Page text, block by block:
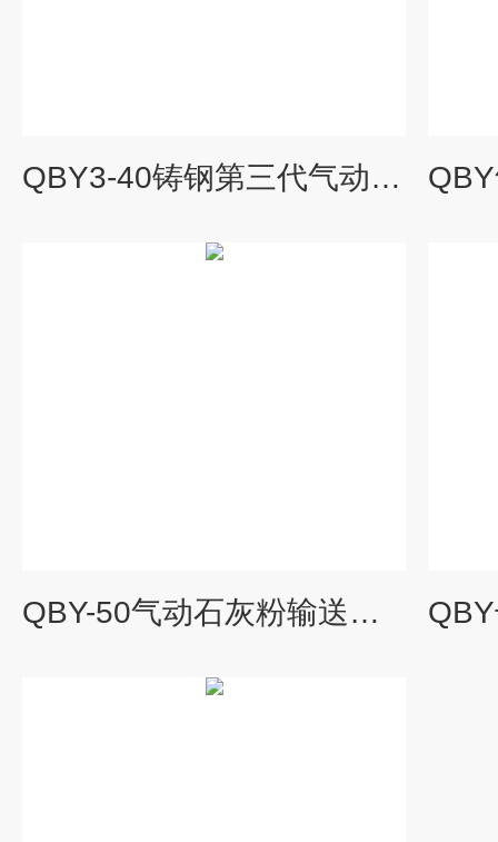
QBY3-40铸钢第三代气动隔膜泵
QBY-50气动石灰粉输送泵/粉料隔膜泵